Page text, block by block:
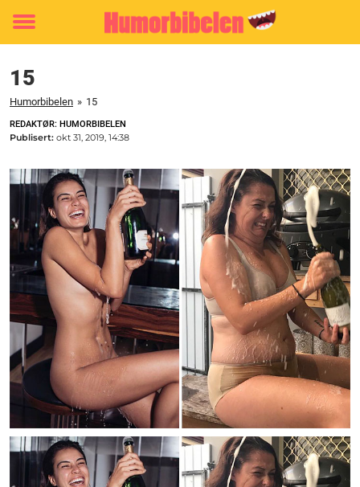
Toggle
15
Humorbibelen » 15
REDAKTØR: HUMORBIBELEN
Publisert: okt 31, 2019, 14:38